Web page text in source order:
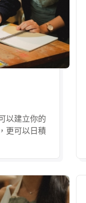
以建立你的
更可以日積